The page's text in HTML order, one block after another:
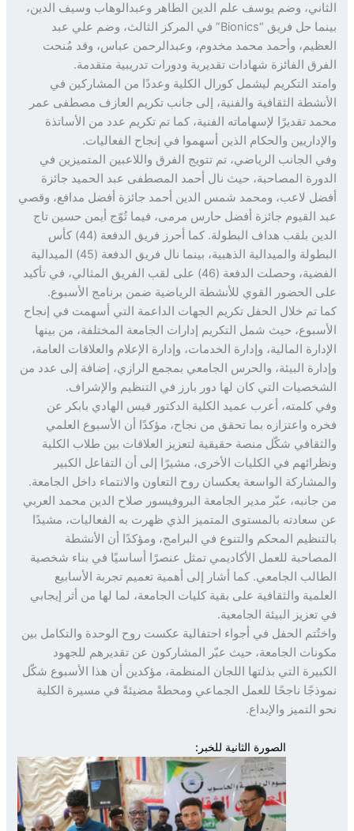
وضم يوسف علم الدين الطاهر وعبدالوهاب وسيف الدين،
بينما حل فريق “Bionics” في المركز الثالث، وضم علي عبد
وأحمد محمد مخدوم، وعبدالرحمن عباس، وقد مُنحت
الفائزة شهادات تقديرية ودورات تدريبية متقدمة.
التكريم ليشمل كورال الكلية وعددًا من المشاركين في
الثقافية والفنية، إلى جانب تكريم العازف مصطفى عمر
تقديرًا لإسهاماته الفنية، كما تم تكريم عدد من الأساتذة
والحكام الذين أسهموا في إنجاح الفعاليات.
الجانب الرياضي، تم تتويج الفرق واللاعبين المتميزين في
المصاحبة، حيث نال أحمد المصطفى عبد الحميد جائزة
لاعب، ومحمد شمس الدين أحمد جائزة أفضل مدافع، وقصي
القيوم جائزة أفضل حارس مرمى، فيما تُوّج أيمن حسين تاج
الدين بلقب هداف البطولة. كما أحرز فريق الدفعة (44) كأس
البطولة والميدالية الذهبية، بينما نال فريق الدفعة (45) الميدالية
الفضية، وحصلت الدفعة (46) على لقب الفريق المثالي، في تأكيد
الحضور القوي للأنشطة الرياضية ضمن برنامج الأسبوع.
تم خلال الحفل تكريم الجهات الداعمة التي أسهمت في إنجاح
حيث شمل التكريم إدارات الجامعة المختلفة، من بينها
المالية، وإدارة الخدمات، وإدارة الإعلام والعلاقات العامة،
البيئة، والحرس الجامعي بمجمع الرازي، إضافة إلى عدد من
التي كان لها دور بارز في التنظيم والإشراف.
كلمته، أعرب عميد الكلية الدكتور قيس الهادي بابكر عن
واعتزازه بما تحقق من نجاح، مؤكدًا أن الأسبوع العلمي
شكّل منصة حقيقية لتعزيز العلاقات بين طلاب الكلية
في الكليات الأخرى، مشيرًا إلى أن التفاعل الكبير
الواسعة يعكسان روح التعاون والانتماء داخل الجامعة.
عبّر مدير الجامعة البروفيسور صلاح الدين محمد العربي
بالمستوى المتميز الذي ظهرت به الفعاليات، مشيدًا
المحكم والتنوع في البرامج، ومؤكدًا أن الأنشطة
للعمل الأكاديمي تمثل عنصرًا أساسيًا في بناء شخصية
الجامعي. كما أشار إلى أهمية تعميم تجربة الأسابيع
والثقافية على بقية كليات الجامعة، لما لها من أثر إيجابي
البيئة الجامعية.
الحفل في أجواء احتفالية عكست روح الوحدة والتكامل بين
الجامعة، حيث عبّر المشاركون عن تقديرهم للجهود
التي بذلتها اللجان المنظمة، مؤكدين أن هذا الأسبوع شكّل
ناجحًا للعمل الجماعي ومحطةً مضيئةً في مسيرة الكلية
التميز والإبداع.
الصورة الثانية للخبر: